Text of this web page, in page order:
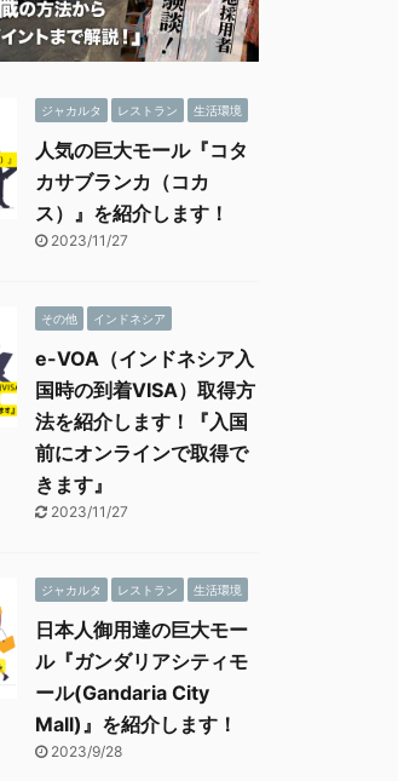
ジャカルタ レストラン 生活環境
人気の巨大モール『コタ
カサブランカ（コカ
ス）』を紹介します！
2023/11/27
その他 インドネシア
e-VOA（インドネシア入
国時の到着VISA）取得方
法を紹介します！『入国
前にオンラインで取得で
きます』
2023/11/27
ジャカルタ レストラン 生活環境
日本人御用達の巨大モー
ル『ガンダリアシティモ
ール(Gandaria City
Mall)』を紹介します！
2023/9/28